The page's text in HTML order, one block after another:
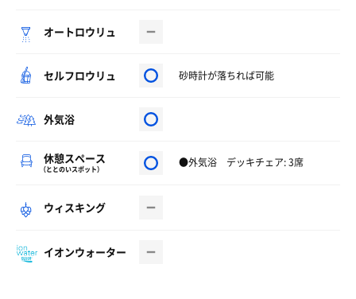
オートロウリュ
セルフロウリュ 砂時計が落ちれば可能
外気浴
休憩スペース
（ととのいスポット） ●外気浴 デッキチェア: 3席
ウィスキング
イオンウォーター